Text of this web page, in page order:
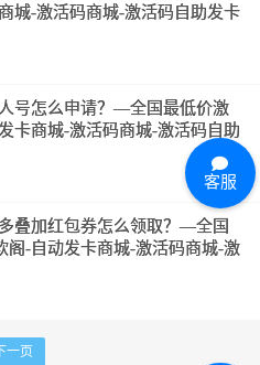
城-激活码商城-激活码自助发卡
号怎么申请？—全国最低价激
卡商城-激活码商城-激活码自助
叠加红包券怎么领取？—全国
阁-自动发卡商城-激活码商城-激
下一页
客服